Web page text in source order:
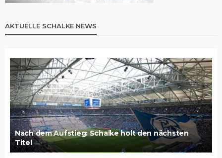
AKTUELLE SCHALKE NEWS
Nach dem Aufstieg: Schalke holt den nächsten
Titel